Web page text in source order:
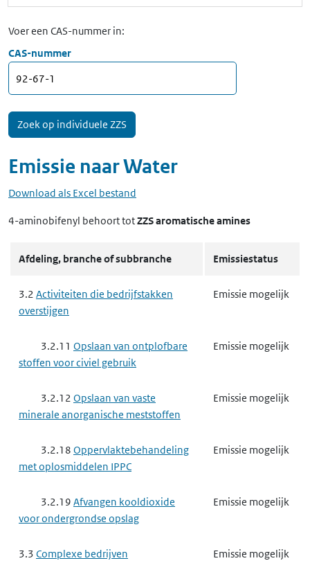
Voer een CAS-nummer in:
CAS-nummer
Emissie naarWater
Download als Excel bestand
4-aminobifenyl behoort totZZS aromatische amines
Afdeling, branche of subbranche Emissiestatus
3.2 Activiteiten die bedrijfstakken
overstijgen
Emissie mogelijk
3.2.11 Opslaan van ontplofbare
stoffen voor civiel gebruik
Emissie mogelijk
3.2.12 Opslaan van vaste
minerale anorganische meststoffen
Emissie mogelijk
3.2.18 Oppervlaktebehandeling
met oplosmiddelen IPPC
Emissie mogelijk
3.2.19 Afvangen kooldioxide
voor ondergrondse opslag
Emissie mogelijk
3.3 Complexe bedrijven Emissie mogelijk